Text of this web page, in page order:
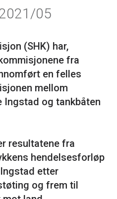
05
(SHK) har,
fra
en felles
mellom
Ingstad og tankbåten
resultatene fra
hendelsesforløp
etter
og frem til